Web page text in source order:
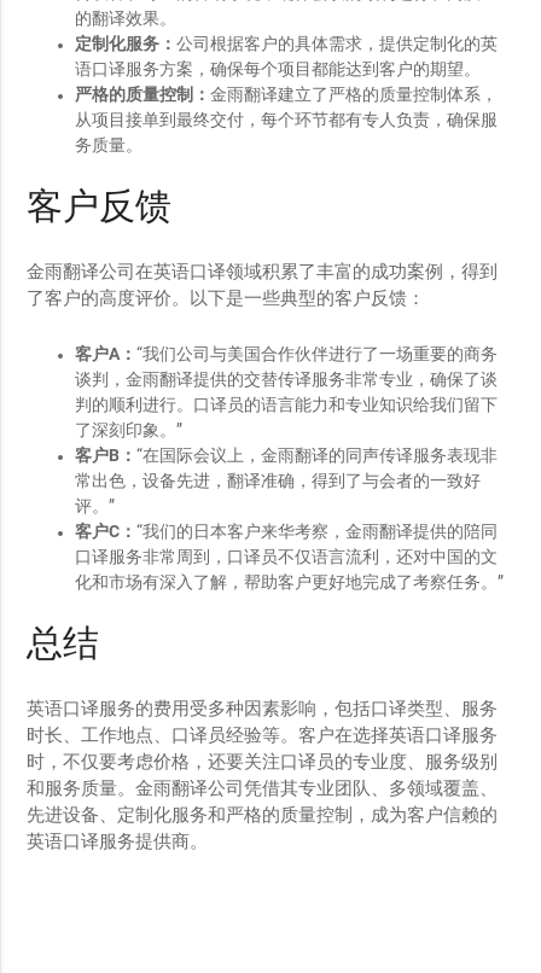
的翻译效果。
定制化服务：公司根据客户的具体需求，提供定制化的英
语口译服务方案，确保每个项目都能达到客户的期望。
严格的质量控制：金雨翻译建立了严格的质量控制体系，
从项目接单到最终交付，每个环节都有专人负责，确保服
务质量。
客户反馈
金雨翻译公司在英语口译领域积累了丰富的成功案例，得到
了客户的高度评价。以下是一些典型的客户反馈：
客户A：“我们公司与美国合作伙伴进行了一场重要的商务
谈判，金雨翻译提供的交替传译服务非常专业，确保了谈
判的顺利进行。口译员的语言能力和专业知识给我们留下
了深刻印象。”
客户B：“在国际会议上，金雨翻译的同声传译服务表现非
常出色，设备先进，翻译准确，得到了与会者的一致好
评。”
客户C：“我们的日本客户来华考察，金雨翻译提供的陪同
口译服务非常周到，口译员不仅语言流利，还对中国的文
化和市场有深入了解，帮助客户更好地完成了考察任务。”
总结
英语口译服务的费用受多种因素影响，包括口译类型、服务
时长、工作地点、口译员经验等。客户在选择英语口译服务
时，不仅要考虑价格，还要关注口译员的专业度、服务级别
和服务质量。金雨翻译公司凭借其专业团队、多领域覆盖、
先进设备、定制化服务和严格的质量控制，成为客户信赖的
英语口译服务提供商。